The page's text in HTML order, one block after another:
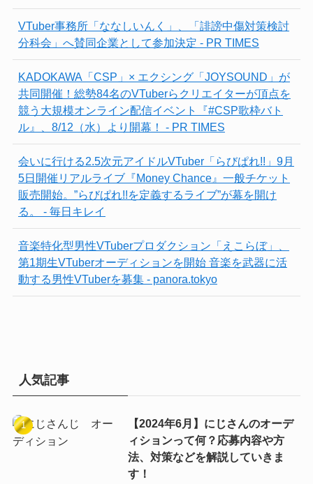
VTuber事務所「ななしいんく」、「誹謗中傷対策検討
分科会」へ賛同企業として参加決定 - PR TIMES
KADOKAWA「CSP」× エクシング「JOYSOUND」が
共同開催！総勢84名のVTuberらクリエイターが頂点を
競う大規模オンライン配信イベント『#CSP歌枠バト
ル』、8/12（水）より開幕！ - PR TIMES
会いに行ける2.5次元アイドルVTuber「らびぱれ!!」9月
5日開催リアルライブ『Money Chance』一般チケット
販売開始。”らびぱれ!!を定義するライブ”が幕を開け
る。 - 毎日キレイ
音楽特化型男性VTuberプロダクション「えこらぼ」、
第1期生VTuberオーディションを開始 音楽を武器に活
動する男性VTuberを募集 - panora.tokyo
人気記事
【2024年6月】にじさんのオーデ
ィションって何？応募内容や方
法、対策などを解説していきま
す！